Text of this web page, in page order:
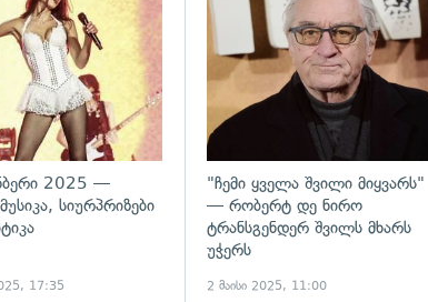
2025 —
სიურპრიზები
17:35
"ჩემი ყველა შვილი მიყვარს"
— რობერტ დე ნირო
ტრანსგენდერ შვილს მხარს
უჭერს
2 მაისი 2025, 11:00